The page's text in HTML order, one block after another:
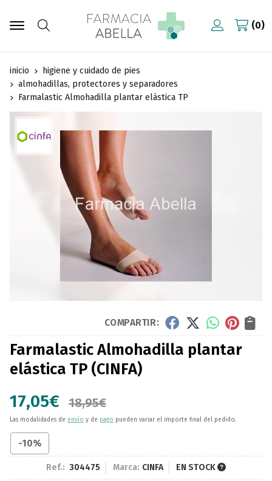
Buscar
0
inicio
higiene y cuidado de pies
almohadillas, protectores y separadores
Farmalastic Almohadilla plantar elástica TP
COMPARTIR:
Farmalastic Almohadilla plantar
elástica TP (CINFA)
17,05€ 18,95€
Las modalidades de envío y de pago pueden variar el importe final del pedido.
-10%
Ref.: 304475 Marca: CINFA EN STOCK